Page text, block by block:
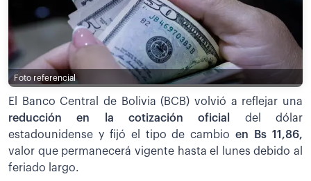
Foto referencial
El Banco Central de Bolivia (BCB) volvió a reflejar una
reducción en la cotización oficial
del dólar
estadounidense y fijó el tipo de cambio en Bs 11,86,
valor que permanecerá vigente hasta el lunes debido al
feriado largo.